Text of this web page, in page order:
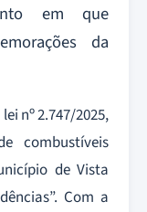
em que
da
nº 2.747/2025,
combustíveis
de Vista
Com a